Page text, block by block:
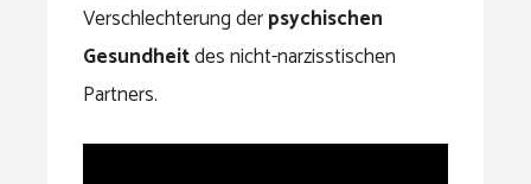
Verschlechterung derpsychischen
Gesundheitdes nicht-narzisstischen
Partners.